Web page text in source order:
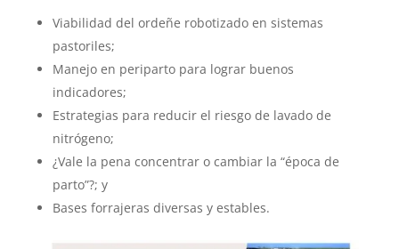
Viabilidad del ordeñe robotizado en sistemas
pastoriles;
Manejo en periparto para lograr buenos
indicadores;
Estrategias para reducir el riesgo de lavado de
nitrógeno;
¿Vale la pena concentrar o cambiar la “época de
parto”?; y
Bases forrajeras diversas y estables.